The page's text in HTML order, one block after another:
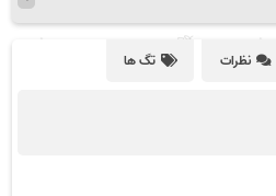
نظرات تگ ها